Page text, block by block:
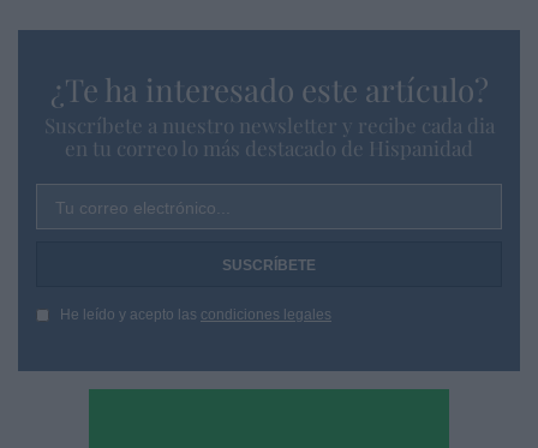
¿Te ha interesado este artículo?
Suscríbete a nuestro newsletter y recibe cada dia
en tu correo lo más destacado de Hispanidad
Tu correo electrónico...
He leído y acepto las condiciones legales